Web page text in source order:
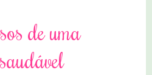
de uma